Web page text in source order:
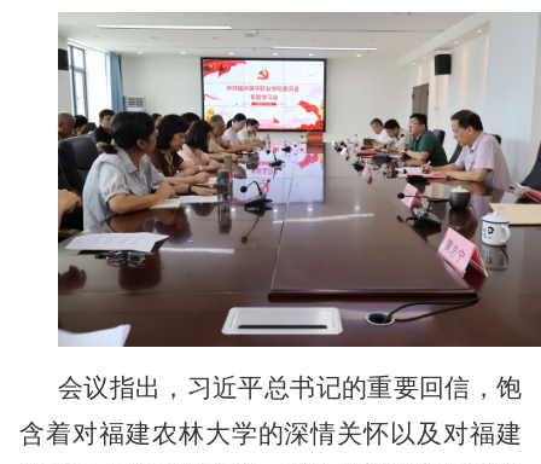
会议指出，习近平总书记的重要回信，饱
含着对福建农林大学的深情关怀以及对福建